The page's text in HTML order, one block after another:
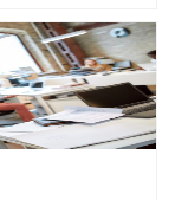
な行動や特徴が
が良い